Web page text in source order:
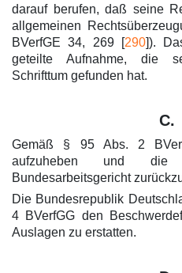
darauf berufen, daß seine
allgemeinen
BVerfGE 34, 269 [290]).
geteilte Aufnahme, die
Schrifttum gefunden hat.
C.
Gemäß § 95 Abs. 2
aufzuheben und
Bundesarbeitsgericht
Die Bundesrepublik
4 BVerfGG den
Auslagen zu erstatten.